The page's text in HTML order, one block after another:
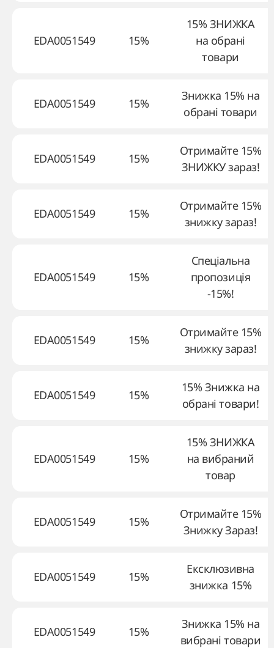
EDA0051549 15%
15% ЗНИЖКА
на обрані
товари
EDA0051549 15%
Знижка 15% на
обрані товари
EDA0051549 15%
Отримайте 15%
ЗНИЖКУ зараз!
EDA0051549 15%
Отримайте 15%
знижку зараз!
EDA0051549 15%
Спеціальна
пропозиція
-15%!
EDA0051549 15%
Отримайте 15%
знижку зараз!
EDA0051549 15%
15% Знижка на
обрані товари!
EDA0051549 15%
15% ЗНИЖКА
на вибраний
товар
EDA0051549 15%
Отримайте 15%
Знижку Зараз!
EDA0051549 15%
Ексклюзивна
знижка 15%
EDA0051549 15%
Знижка 15% на
вибрані товари